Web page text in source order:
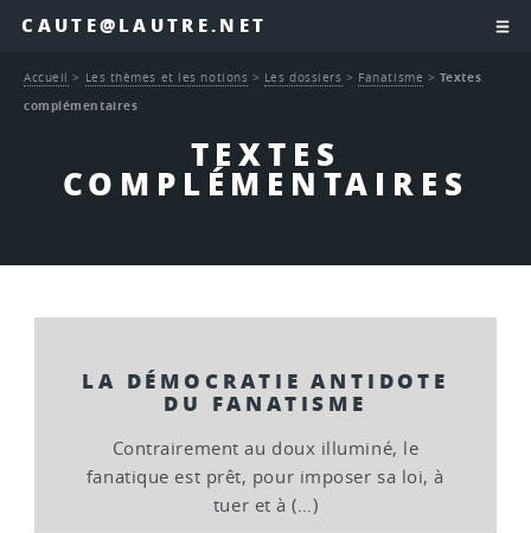
CAUTE@LAUTRE.NET
TEXTES
COMPLÉMENTAIRES
Accueil > Les thèmes et les notions > Les dossiers > Fanatisme > Textes
complémentaires
LA DÉMOCRATIE ANTIDOTE
DU FANATISME
Contrairement au doux illuminé, le
fanatique est prêt, pour imposer sa loi, à
tuer et à (…)